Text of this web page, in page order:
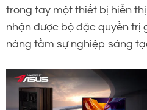
trong tay một thiết bị hiển
nhận được bộ đặc quyền trị
nâng tầm sự nghiệp sáng